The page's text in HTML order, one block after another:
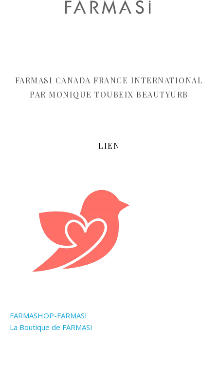
FARMASI CANADA FRANCE INTERNATIONAL
PAR MONIQUE TOUBEIX BEAUTYURB
LIEN
FARMASHOP-FARMASI
La Boutique de FARMASI